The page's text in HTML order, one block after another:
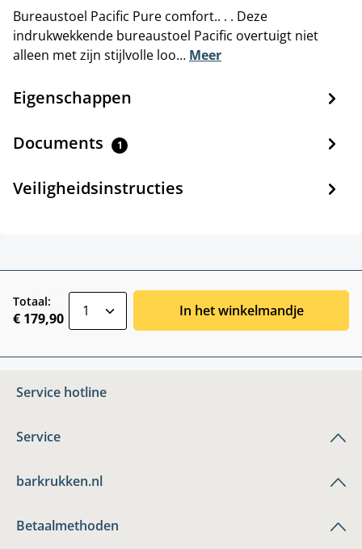
Bureaustoel Pacific Pure comfort.. . . Deze
indrukwekkende bureaustoel Pacific overtuigt niet
alleen met zijn stijlvolle loo… Meer
Eigenschappen
Documents 1
Veiligheidsinstructies
Totaal:
€ 179,90 In het winkelmandje
Service hotline
Service
barkrukken.nl
Betaalmethoden